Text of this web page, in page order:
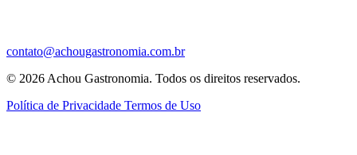
contato@achougastronomia.com.br
© 2026 Achou Gastronomia. Todos os direitos reservados.
Política de Privacidade Termos de Uso